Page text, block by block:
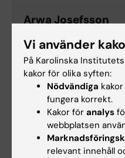
Arwa Josefsson
Maria Pekkari
Anknuten till
E-post:
maria.pekkari@ki.se
Vi använder
På Karolinska
kakor för olika syften:
Nödvändiga
fungera korrekt.
Kakor för analys
webbplatsen
relevant innehåll